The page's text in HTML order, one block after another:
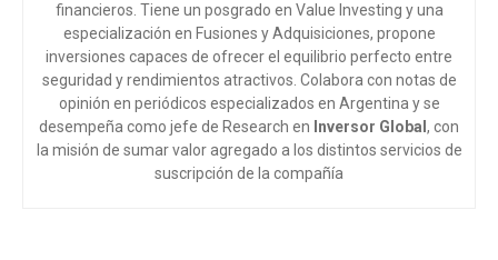
financieros. Tiene un posgrado en Value Investing y una
especialización en Fusiones y Adquisiciones, propone
inversiones capaces de ofrecer el equilibrio perfecto entre
seguridad y rendimientos atractivos. Colabora con notas de
opinión en periódicos especializados en Argentina y se
desempeña como jefe de Research en Inversor Global , con
la misión de sumar valor agregado a los distintos servicios de
suscripción de la compañía